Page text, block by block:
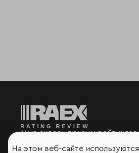
Мир сквозь призму рейтингов
На этом веб-сайте используются